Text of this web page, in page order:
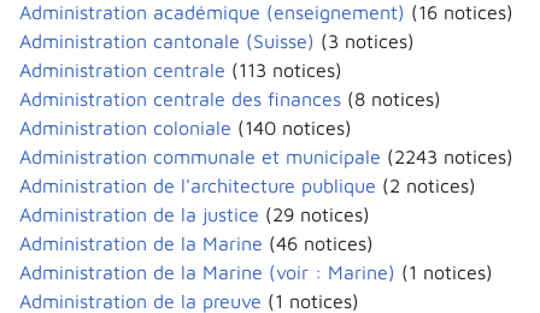
Administration académique (enseignement) (16 notices)
Administration cantonale (Suisse) (3 notices)
Administration centrale (113 notices)
Administration centrale des finances (8 notices)
Administration coloniale (140 notices)
Administration communale et municipale (2243 notices)
Administration de l'architecture publique (2 notices)
Administration de la justice (29 notices)
Administration de la Marine (46 notices)
Administration de la Marine (voir : Marine) (1 notices)
Administration de la preuve (1 notices)